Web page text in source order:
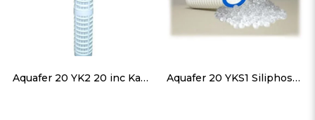
Aquafer 20 YK2 20 inc Kartuş 100 Micron Yıkanabilir Aquafer 20 YKS1 Siliphos 20 inc Kartuş 50 Micron Yıkanabilir